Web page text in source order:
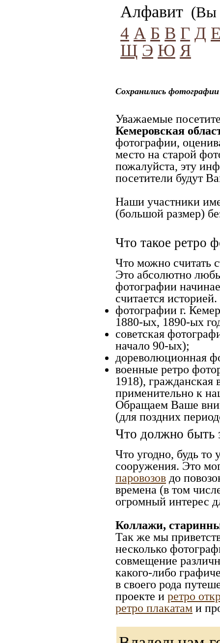
Алфавит (Вы
4 А Б В Г Д
Щ Э Ю Я
Сохранились
Уважаемые
Кемеровская
фотографии,
место на старой
пожалуйста, эту
посетители будут
Наши участники
(большой размер)
Что такое ретро
Что можно считать
Это абсолютно
фотографии
считается
фотографии г.
1880-ых, 1890-ых
советская
начало 90-ых);
дореволюционная
военные ретро
1918), гражданская
применительно к
Обращаем Ваше
(для поздних
Что должно быть
Что угодно, будь
сооружения. Это
паровозов до
времена (в том
огромный интерес
Коллажи,
Так же мы
несколько
совмещение
какого-либо
в своего рода
проекте и ретро
ретро плакатам и